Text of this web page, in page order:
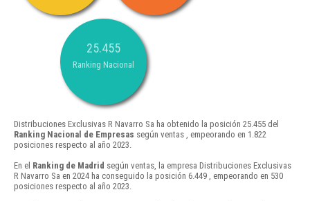
25.455
Ranking Nacional
Distribuciones Exclusivas R Navarro Sa ha obtenido la posición 25.455 del
Ranking Nacional de Empresas según ventas , empeorando en 1.822
posiciones respecto al año 2023.
En el Ranking de Madrid según ventas, la empresa Distribuciones Exclusivas
R Navarro Sa en 2024 ha conseguido la posición 6.449 , empeorando en 530
posiciones respecto al año 2023.